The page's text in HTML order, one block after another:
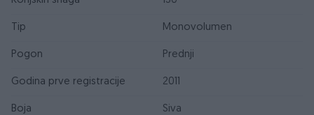
Tip Monovolumen
Pogon Prednji
Godina prve registracije 2011
Boja Siva